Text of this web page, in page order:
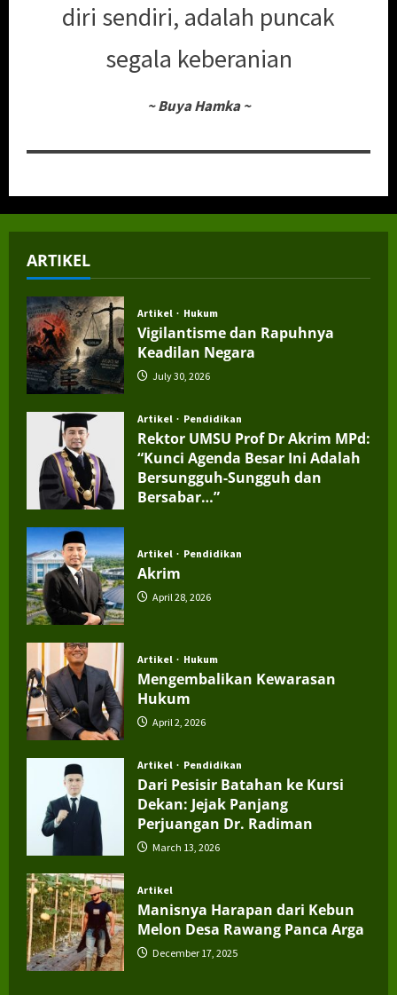
diri sendiri, adalah puncak
segala keberanian
~ Buya Hamka ~
ARTIKEL
Artikel Hukum
Vigilantisme dan Rapuhnya
Keadilan Negara
July 30, 2026
Artikel Pendidikan
Rektor UMSU Prof Dr Akrim MPd:
“Kunci Agenda Besar Ini Adalah
Bersungguh-Sungguh dan
Bersabar…”
Artikel Pendidikan
Akrim
April 28, 2026
Artikel Hukum
Mengembalikan Kewarasan
Hukum
April 2, 2026
Artikel Pendidikan
Dari Pesisir Batahan ke Kursi
Dekan: Jejak Panjang
Perjuangan Dr. Radiman
March 13, 2026
Artikel
Manisnya Harapan dari Kebun
Melon Desa Rawang Panca Arga
December 17, 2025